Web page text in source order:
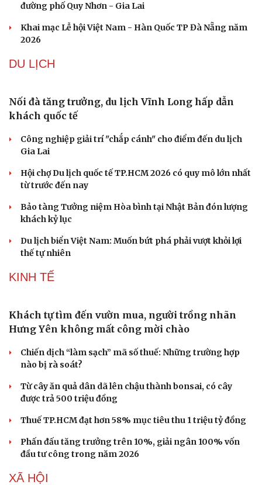
Văn hóa
Sân khấu - Điện ảnh
Âm nhạc
Di sản
Giải trí
Sao Việt
đường phố Quy Nhơn - Gia Lai
Khai mạc Lễ hội Việt Nam - Hàn Quốc TP Đà Nẵng năm
2026
DU LỊCH
Nối đà tăng trưởng, du lịch Vĩnh Long hấp dẫn
khách quốc tế
Công nghiệp giải trí "chắp cánh" cho điểm đến du lịch
Gia Lai
Hội chợ Du lịch quốc tế TP.HCM 2026 có quy mô lớn nhất
từ trước đến nay
Bảo tàng Tưởng niệm Hòa bình tại Nhật Bản đón lượng
khách kỷ lục
Du lịch biển Việt Nam: Muốn bứt phá phải vượt khỏi lợi
thế tự nhiên
KINH TẾ
Khách tự tìm đến vườn mua, người trồng nhãn
Hưng Yên không mất công mời chào
Chiến dịch “làm sạch” mã số thuế: Những trường hợp
nào bị rà soát?
Từ cây ăn quả dân dã lên chậu thành bonsai, có cây
được trả 500 triệu đồng
Thuế TP.HCM đạt hơn 58% mục tiêu thu 1 triệu tỷ đồng
Phấn đấu tăng trưởng trên 10%, giải ngân 100% vốn
đầu tư công trong năm 2026
XÃ HỘI